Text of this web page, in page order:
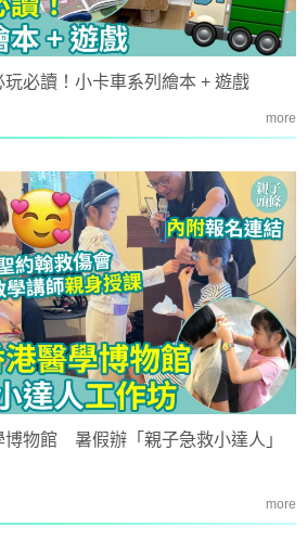
必讀！小卡車系列繪本 + 遊戲
more
物館 暑假辦「親子急救小達人」
more